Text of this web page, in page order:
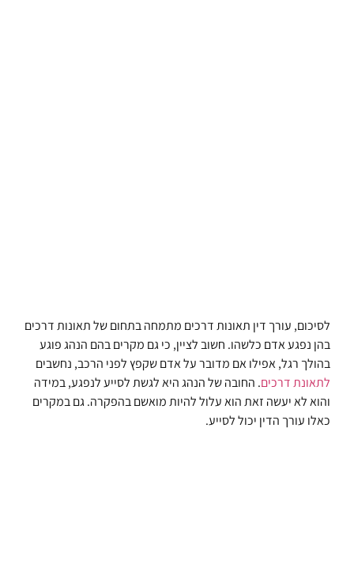
לסיכום, עורך דין תאונות דרכים מתמחה בתחום של תאונות דרכים
בהן נפגע אדם כלשהו. חשוב לציין, כי גם מקרים בהם הנהג פוגע
בהולך רגל, אפילו אם מדובר על אדם שקפץ לפני הרכב, נחשבים
לתאונת דרכים. החובה של הנהג היא לגשת לסייע לנפגע, במידה
והוא לא יעשה זאת הוא עלול להיות מואשם בהפקרה. גם במקרים
כאלו עורך הדין יכול לסייע.